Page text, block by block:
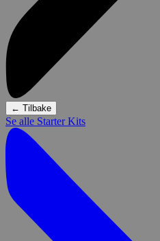
← Tilbake
Se alle Starter Kits